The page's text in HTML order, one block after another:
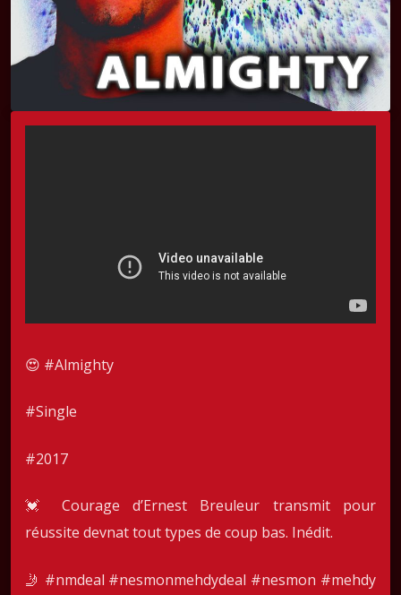
😍 #Almighty
#Single
#2017
💓 Courage d’Ernest Breuleur transmit pour
réussite devnat tout types de coup bas. Inédit.
🤳 #nmdeal #nesmonmehdydeal #nesmon #mehdy